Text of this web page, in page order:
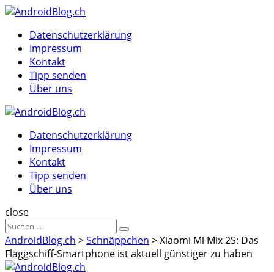
Menu
MenuDatenschutzerklärung
Impressum
Kontakt
Tipp senden
Über uns
Datenschutzerklärung
Impressum
Kontakt
Tipp senden
Über uns
Suche
close
Sucheergebnisse
für
Suche
AndroidBlog.ch >Schnäppchen >Xiaomi Mi Mix 2S: Das
Flaggschiff-Smartphone ist aktuell günstiger zu haben